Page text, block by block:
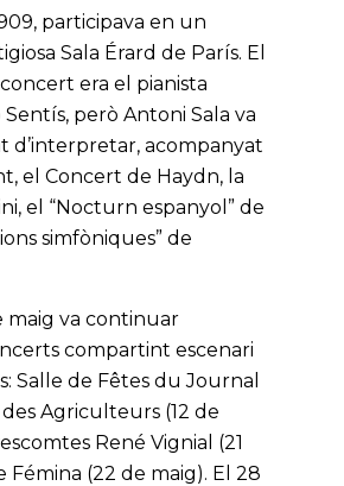
participava en un
Sala Érard de París. El
era el pianista
però Antoni Sala va
d’interpretar, acompanyat
el Concert de Haydn, la
el “Nocturn espanyol” de
simfòniques” de
maig va continuar
compartint escenari
Salle de Fêtes du Journal
Agriculteurs (12 de
René Vignial (21
Fémina (22 de maig). El 28